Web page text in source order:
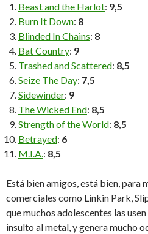
Beast and the Harlot: 9,5
Burn It Down: 8
Blinded In Chains: 8
Bat Country: 9
Trashed and Scattered: 8,5
Seize The Day: 7,5
Sidewinder: 9
The Wicked End: 8,5
Strength of the World: 8,5
Betrayed: 6
M.I.A.: 8,5
Está bien amigos, está bien, para
comerciales como Linkin Park,
que muchos adolescentes las
insulto al metal, y genera mucho